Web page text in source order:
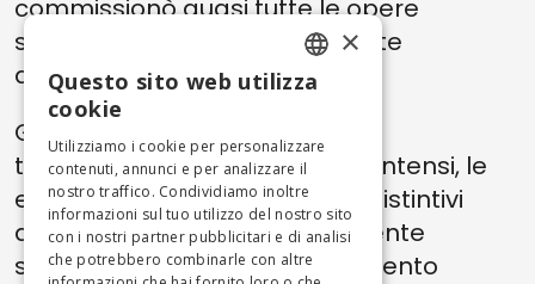
commissionò quasi tutte le opere
scultoree e pittoriche contenute
all'interno della struttura.
Gli effetti spaziali, l'illusione
tridimensionale, i colori vivi ed intensi, le
esplosioni di luce sono i tratti distintivi
dell'affresco, insieme alla potente
simbologia presente nell'elemento
ENGLISH
ITALIAN
×
Questo sito web utilizza
cookie
Utilizziamo i cookie per personalizzare
contenuti, annunci e per analizzare il
nostro traffico. Condividiamo inoltre
informazioni sul tuo utilizzo del nostro sito
con i nostri partner pubblicitari e di analisi
che potrebbero combinarle con altre